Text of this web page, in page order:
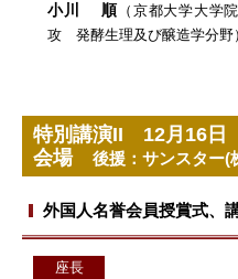
小川 順 （京都大学大学
攻 発酵生理及び醸造学分野
特別講演II 12月16日
会場 後援：サンスター(
外国人名誉会員授賞式、
座長